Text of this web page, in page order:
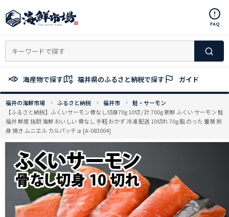
ン
ン
へ
ッ
FAQ
海産物で探す 福井県のふるさと納税で探す ガイド
福井の海鮮市場 ふるさと納税 福井市
鮭・サーモン
【ふるさと納税】ふくいサーモン骨なし切身70g 10切 / 計 700g 新鮮 ふくい サーモン 鮭
福井 鮮度 抜群 海鮮 おいしい 骨なし 手軽 おかず 冷凍 配送 10切れ 70g 脂 のった 養殖 刺
身 焼き ムニエル カルパッチョ [A-083004]